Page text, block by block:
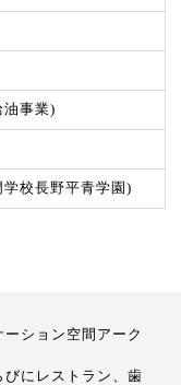
油事業)
校長野平青学園)
ション空間アーク
にレストラン、歯